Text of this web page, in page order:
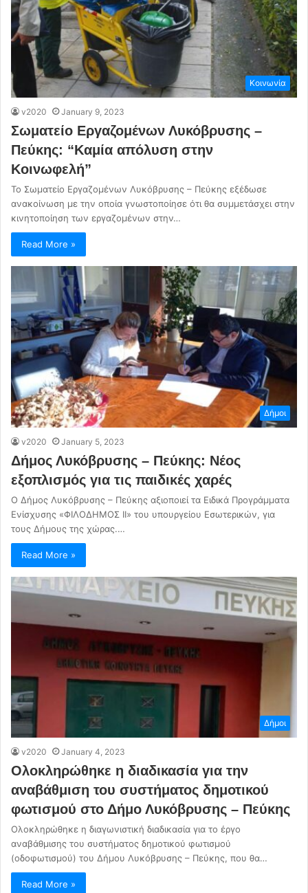
Κοινωνία
v2020 January 9, 2023
Σωματείο Εργαζομένων Λυκόβρυσης –
Πεύκης: “Καμία απόλυση στην
Κοινωφελή”
Το Σωματείο Εργαζομένων Λυκόβρυσης – Πεύκης εξέδωσε
ανακοίνωση με την οποία γνωστοποίησε ότι θα συμμετάσχει στην
κινητοποίηση των εργαζομένων στην…
Read More »
Δήμοι
v2020 January 5, 2023
Δήμος Λυκόβρυσης – Πεύκης: Νέος
εξοπλισμός για τις παιδικές χαρές
Ο Δήμος Λυκόβρυσης – Πεύκης αξιοποιεί τα Ειδικά Προγράμματα
Ενίσχυσης «ΦΙΛΟΔΗΜΟΣ ΙΙ» του υπουργείου Εσωτερικών, για
τους Δήμους της χώρας.…
Read More »
Δήμοι
v2020 January 4, 2023
Ολοκληρώθηκε η διαδικασία για την
αναβάθμιση του συστήματος δημοτικού
φωτισμού στο Δήμο Λυκόβρυσης – Πεύκης
Ολοκληρώθηκε η διαγωνιστική διαδικασία για το έργο
αναβάθμισης του συστήματος δημοτικού φωτισμού
(οδοφωτισμού) του Δήμου Λυκόβρυσης – Πεύκης, που θα…
Read More »